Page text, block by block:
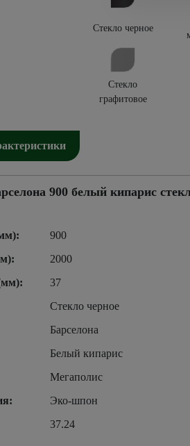
Стекло черное
Стекло
графитовое
900 белый кипарис
900
2000
37
Стекло черное
Барселона
Белый кипарис
Мегаполис
Эко-шпон
37.24